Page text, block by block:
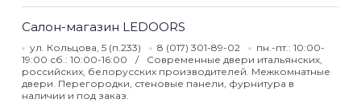
Салон-магазин LEDOORS
ул. Кольцова, 5 (п.233) 8 (017) 301-89-02
пн.-пт.: 10:00-
19:00 сб.: 10:00-16:00
Современные двери итальянских,
российских, белорусских производителей. Межкомнатные
двери. Перегородки, стеновые панели, фурнитура в
наличии и под заказ.